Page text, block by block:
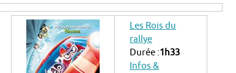
Les Rois du
rallye
Durée :1h33
Infos &